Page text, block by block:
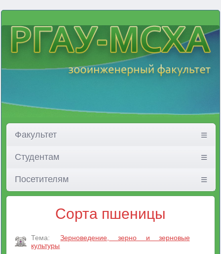
Факультет
Студентам
Посетителям
Сорта пшеницы
Тема:
Зерноведение, зерно и зерновые
культуры